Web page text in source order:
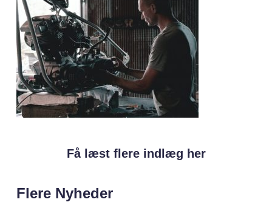
Få læst flere indlæg her
Flere Nyheder